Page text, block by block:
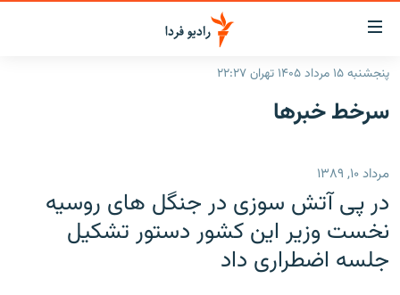
لینک‌های
قابلیت
دسترسی
بازگشت
اصلی
رفتن
صفحه
جستجو
ایران
انتخاب کنید و بشنوید
برنامه‌های رادیویی
پادکست
چندرسانه‌ای
پنجشنبه ۱۵ مرداد ۱۴۰۵ تهران ۲۲:۲۷
سرخط‌ خبرها
مرداد ۱۰, ۱۳۸۹
در پی آتش سوزی در جنگل های روسیه
نخست وزیر این کشور دستور تشکیل
جلسه اضطراری داد